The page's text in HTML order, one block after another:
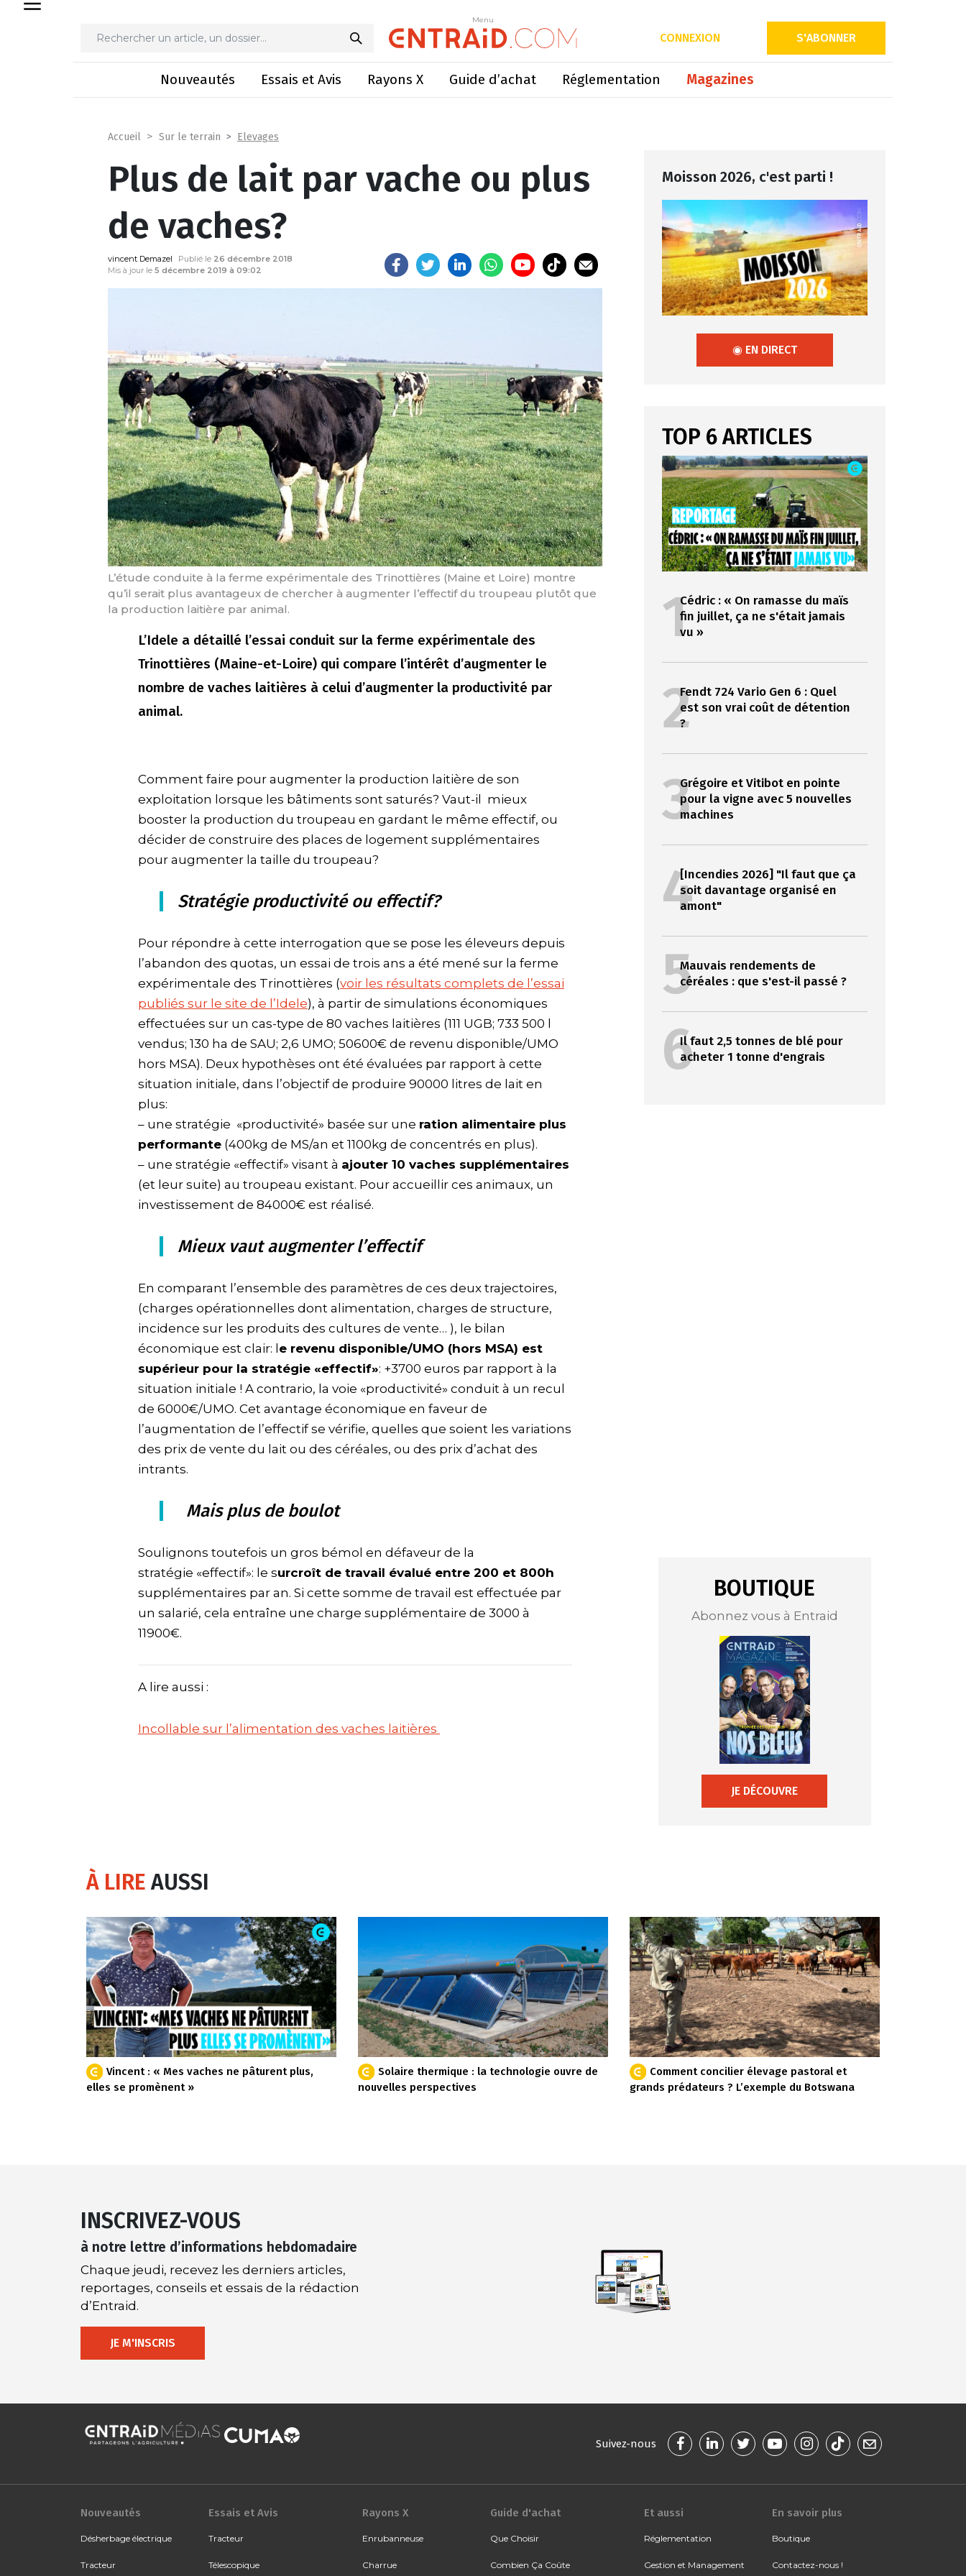
Menu
CONNEXION S'ABONNER
Nouveautés Essais et Avis Rayons X Guide d’achat Réglementation Magazines
Menu
Plus de lait par vache ou plus de vaches?
Accueil Sur le terrain Elevages
Plus de lait par vache ou plus
de vaches?
vincent Demazel Publié le 26 décembre 2018
Mis à jour le 5 décembre 2019 à 09:02
L’étude conduite à la ferme expérimentale des Trinottières (Maine et Loire) montre
qu’il serait plus avantageux de chercher à augmenter l’effectif du troupeau plutôt que
la production laitière par animal.
L’Idele a détaillé l’essai conduit sur la ferme expérimentale des
Trinottières (Maine-et-Loire) qui compare l’intérêt d’augmenter le
nombre de vaches laitières à celui d’augmenter la productivité par
animal.
Comment faire pour augmenter la production laitière de son
exploitation lorsque les bâtiments sont saturés? Vaut-il mieux
booster la production du troupeau en gardant le même effectif, ou
décider de construire des places de logement supplémentaires
pour augmenter la taille du troupeau?
Stratégie productivité ou effectif?
Pour répondre à cette interrogation que se pose les éleveurs depuis
l’abandon des quotas, un essai de trois ans a été mené sur la ferme
expérimentale des Trinottières (voir les résultats complets de l’essai
publiés sur le site de l’Idele), à partir de simulations économiques
effectuées sur un cas-type de 80 vaches laitières (111 UGB; 733 500 l
vendus; 130 ha de SAU; 2,6 UMO; 50600€ de revenu disponible/UMO
hors MSA). Deux hypothèses ont été évaluées par rapport à cette
situation initiale, dans l’objectif de produire 90000 litres de lait en
plus:
– une stratégie «productivité» basée sur une ration alimentaire plus
performante (400kg de MS/an et 1100kg de concentrés en plus).
– une stratégie «effectif» visant à ajouter 10 vaches supplémentaires
(et leur suite) au troupeau existant. Pour accueillir ces animaux, un
investissement de 84000€ est réalisé.
Mieux vaut augmenter l’effectif
En comparant l’ensemble des paramètres de ces deux trajectoires,
(charges opérationnelles dont alimentation, charges de structure,
incidence sur les produits des cultures de vente… ), le bilan
économique est clair: le revenu disponible/UMO (hors MSA) est
supérieur pour la stratégie «effectif»: +3700 euros par rapport à la
situation initiale ! A contrario, la voie «productivité» conduit à un recul
de 6000€/UMO. Cet avantage économique en faveur de
l’augmentation de l’effectif se vérifie, quelles que soient les variations
des prix de vente du lait ou des céréales, ou des prix d’achat des
intrants.
Mais plus de boulot
Soulignons toutefois un gros bémol en défaveur de la
stratégie «effectif»: le surcroît de travail évalué entre 200 et 800h
supplémentaires par an. Si cette somme de travail est effectuée par
un salarié, cela entraîne une charge supplémentaire de 3000 à
11900€.
A lire aussi :
Incollable sur l’alimentation des vaches laitières
Moisson 2026, c'est parti !
◉ EN DIRECT
TOP 6 ARTICLES
1Cédric : « On ramasse du maïs
fin juillet, ça ne s'était jamais
vu »
2Fendt 724 Vario Gen 6 : Quel
est son vrai coût de détention
?
3Grégoire et Vitibot en pointe
pour la vigne avec 5 nouvelles
machines
4[Incendies 2026] "Il faut que ça
soit davantage organisé en
amont"
5Mauvais rendements de
céréales : que s'est-il passé ?
6Il faut 2,5 tonnes de blé pour
acheter 1 tonne d'engrais
BOUTIQUE
Abonnez vous à Entraid
JE DÉCOUVRE
À LIREAUSSI
Vincent : « Mes vaches ne pâturent plus,
elles se promènent »
Solaire thermique : la technologie ouvre de
nouvelles perspectives
Comment concilier élevage pastoral et
grands prédateurs ? L’exemple du Botswana
INSCRIVEZ-VOUS
à notre lettre d’informations hebdomadaire
Chaque jeudi, recevez les derniers articles,
reportages, conseils et essais de la rédaction
d’Entraid.
JE M'INSCRIS
Suivez-nous
Nouveautés
Désherbage électrique
Tracteur
Essais et Avis
Tracteur
Télescopique
Rayons X
Enrubanneuse
Charrue
Guide d'achat
Que Choisir
Combien Ça Coûte
Et aussi
Réglementation
Gestion et Management
En savoir plus
Boutique
Contactez-nous !